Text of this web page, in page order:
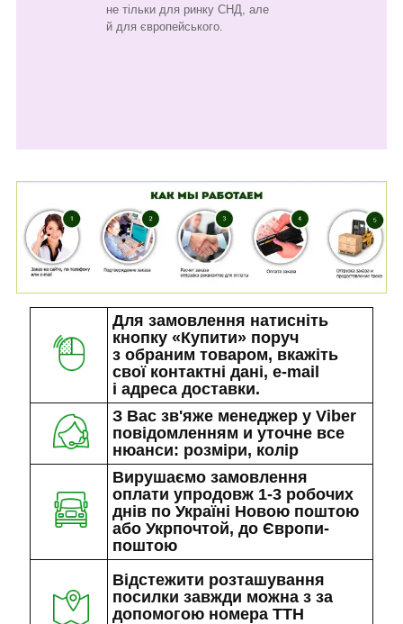
не тільки для ринку СНД, але
й для європейського.
Для замовлення натисніть
кнопку «Купити» поруч
з обраним товаром, вкажіть
свої контактні дані, e-mail
і адреса доставки.
З Вас зв'яже менеджер у Viber
повідомленням и уточне все
нюанси: розміри, колір
Вирушаємо замовлення
оплати упродовж 1-3 робочих
днів по Україні Новою поштою
або Укрпочтой, до Європи-
поштою
Відстежити розташування
посилки завжди можна з за
допомогою номера ТТН